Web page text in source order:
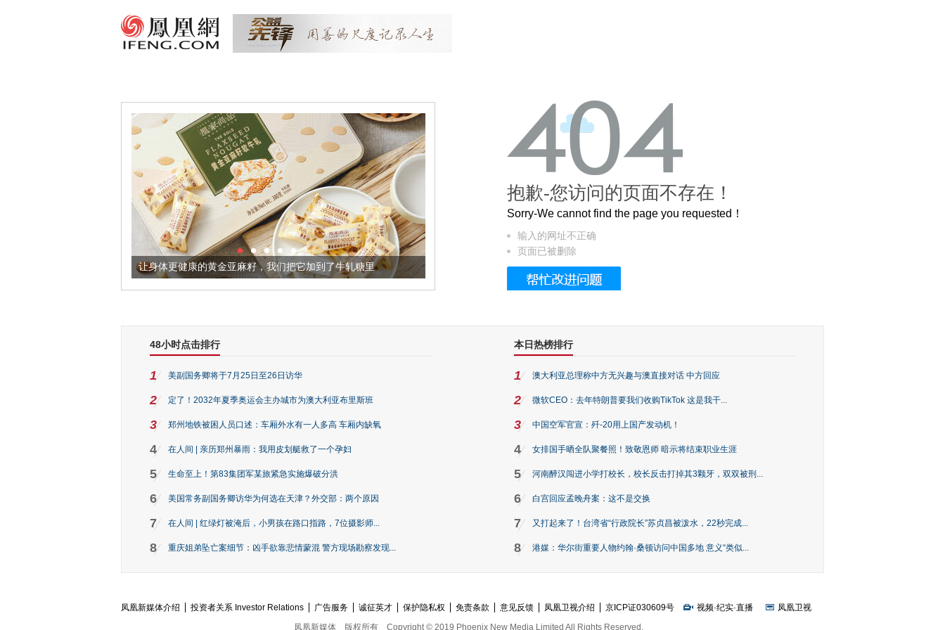
让身体更健康的黄金亚麻籽，我们把它加到了牛轧糖里 被列入佛家七宝的它到底有多美？
抱歉-您访问的页面不存在！
Sorry-We cannot find the page you requested！
输入的网址不正确
页面已被删除
48小时点击排行
1 美副国务卿将于7月25日至26日访华
2 定了！2032年夏季奥运会主办城市为澳大利亚布里斯班
3 郑州地铁被困人员口述：车厢外水有一人多高 车厢内缺氧
4 在人间 | 亲历郑州暴雨：我用皮划艇救了一个孕妇
5 生命至上！第83集团军某旅紧急实施爆破分洪
6 美国常务副国务卿访华为何选在天津？外交部：两个原因
7 在人间 | 红绿灯被淹后，小男孩在路口指路，7位摄影师...
8 重庆姐弟坠亡案细节：凶手欲靠悲情蒙混 警方现场勘察发现...
本日热榜排行
1 澳大利亚总理称中方无兴趣与澳直接对话 中方回应
2 微软CEO：去年特朗普要我们收购TikTok 这是我干...
3 中国空军官宣：歼-20用上国产发动机！
4 女排国手晒全队聚餐照！致敬恩师 暗示将结束职业生涯
5 河南醉汉闯进小学打校长，校长反击打掉其3颗牙，双双被刑...
6 白宫回应孟晚舟案：这不是交换
7 又打起来了！台湾省“行政院长”苏贞昌被泼水，22秒完成...
8 港媒：华尔街重要人物约翰·桑顿访问中国多地 意义“类似...
凤凰新媒体介绍 投资者关系 Investor Relations 广告服务 诚征英才 保护隐私权 免责条款 意见反馈 凤凰卫视介绍 京ICP证030609号 视频·纪实·直播
凤凰卫视
凤凰新媒体
版权所有 Copyright © 2019 Phoenix New Media Limited All Rights Reserved.